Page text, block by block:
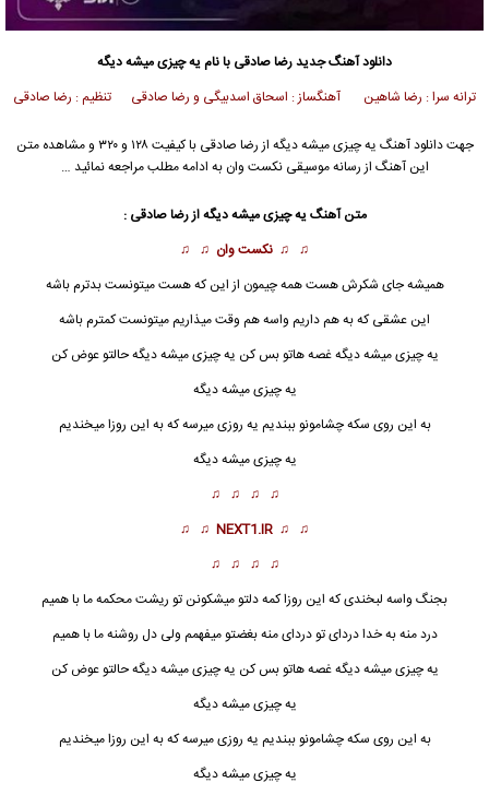
دانلود آهنگ جدیدرضا صادقی با نام یه چیزی میشه دیگه
ترانه سرا : رضا شاهین آهنگساز : اسحاق اسدبیگی و رضا صادقی تنظیم : رضا صادقی
جهت دانلود آهنگ یه چیزی میشه دیگه از رضا صادقی با کیفیت ۱۲۸ و ۳۲۰ و مشاهده متن
این آهنگ از رسانه موسیقی نکست وان به ادامه مطلب مراجعه نمائید …
متن آهنگ یه چیزی میشه دیگه از رضا صادقی :
♫ ♫ نکست وان ♫ ♫
همیشه جای شکرش هست همه چیمون از این که هست میتونست بدترم باشه
این عشقی که به هم داریم واسه هم وقت میذاریم میتونست کمترم باشه
یه چیزی میشه دیگه غصه هاتو بس کن یه چیزی میشه دیگه حالتو عوض کن
یه چیزی میشه دیگه
به این روی سکه چشامونو ببندیم یه روزی میرسه که به این روزا میخندیم
یه چیزی میشه دیگه
♫ ♫ ♫ ♫
♫ ♫
NEXT1.IR
♫ ♫
♫ ♫ ♫ ♫
بجنگ واسه لبخندی که این روزا کمه دلتو میشکونن تو ریشت محکمه ما با همیم
درد منه به خدا دردای تو دردای منه بغضتو میفهمم ولی دل روشنه ما با همیم
یه چیزی میشه دیگه غصه هاتو بس کن یه چیزی میشه دیگه حالتو عوض کن
یه چیزی میشه دیگه
به این روی سکه چشامونو ببندیم یه روزی میرسه که به این روزا میخندیم
یه چیزی میشه دیگه